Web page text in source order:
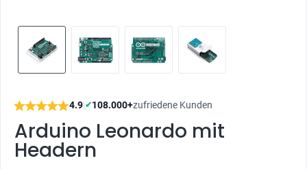
4.9|✔108.000+zufriedene Kunden
Arduino Leonardo mit
Headern